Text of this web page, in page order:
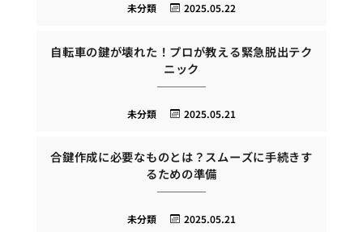
2025.05.22
未分類
自転車の鍵が壊れた！プロが教える緊急脱出テク
ニック
2025.05.21
未分類
合鍵作成に必要なものとは？スムーズに手続きす
るための準備
2025.05.21
未分類